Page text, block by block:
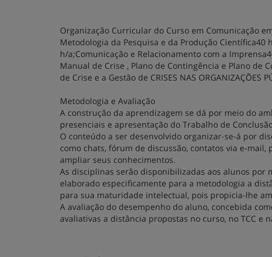
Organização Curricular do Curso em Comunicação
Metodologia da Pesquisa e da Produção Científica40
h/a;Comunicação e Relacionamento com a
Manual de Crise , Plano de Contingência e Plano de
de Crise e a Gestão de CRISES NAS
Metodologia e Avaliação
A construção da aprendizagem se dá por meio do
presenciais e apresentação do Trabalho de
O conteúdo a ser desenvolvido organizar-se-á por
como chats, fórum de discussão, contatos via e-
ampliar seus conhecimentos.
As disciplinas serão disponibilizadas aos alunos
elaborado especificamente para a metodologia a
para sua maturidade intelectual, pois propicia-lhe
A avaliação do desempenho do aluno, concebida
avaliativas a distância propostas no curso, no TCC e